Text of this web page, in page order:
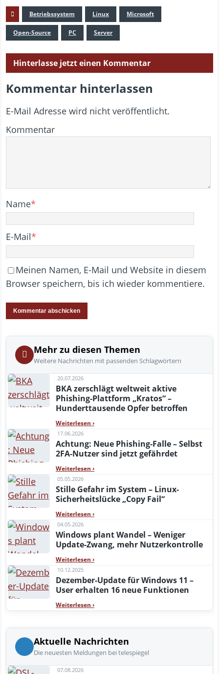
Betriebssystem Linux Microsoft
Open-Source PC Server
Hinterlasse jetzt einen Kommentar
Kommentar hinterlassen
E-Mail Adresse wird nicht veröffentlicht.
Kommentar
Name*
E-Mail*
Meinen Namen, E-Mail und Website in diesem
Browser speichern, bis ich wieder kommentiere.
Mehr zu diesen Themen
Weitere Nachrichten mit passenden Schlagwörtern
20.07.2026
BKA zerschlägt weltweit aktive
Phishing-Plattform „Kratos“ –
Hunderttausende Opfer betroffen
Weiterlesen ›
17.06.2026
Achtung: Neue Phishing-Falle – Selbst
2FA-Nutzer sind jetzt gefährdet
Weiterlesen ›
05.05.2026
Stille Gefahr im System – Linux-
Sicherheitslücke „Copy Fail“
Weiterlesen ›
04.05.2026
Windows plant Wandel – Weniger
Update-Zwang, mehr Nutzerkontrolle
Weiterlesen ›
10.12.2025
Dezember-Update für Windows 11 –
User erhalten 16 neue Funktionen
Weiterlesen ›
Aktuelle Nachrichten
Die neuesten Meldungen bei telespiegel
07.08.2026